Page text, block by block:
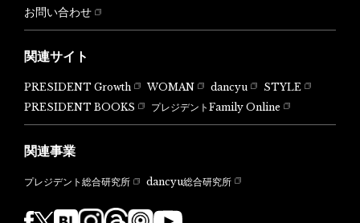
お問い合わせ
関連サイト
PRESIDENT Growth WOMAN dancyu
STYLE
PRESIDENT BOOKS
プレジデントFamily Online
関連事業
プレジデント総合研究所 dancyu総合研究所